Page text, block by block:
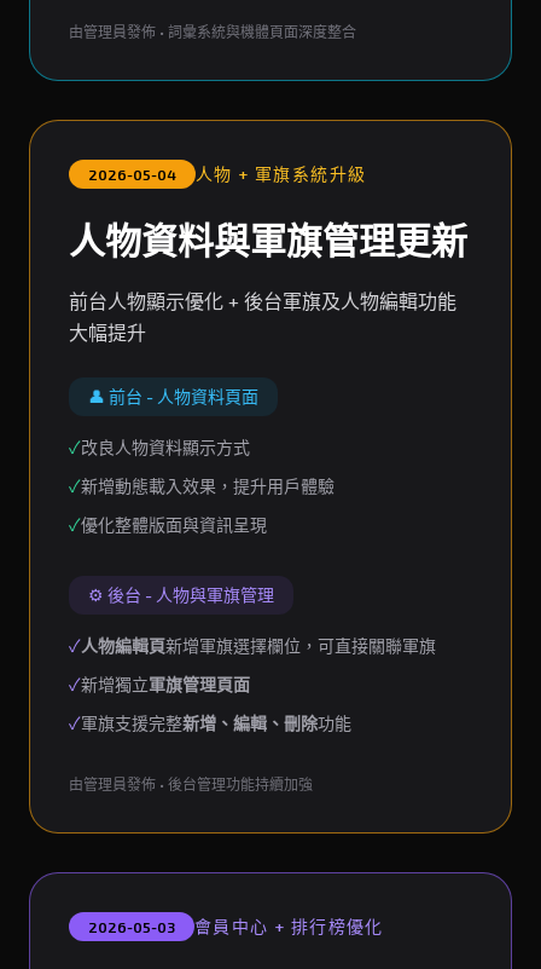
由管理員發佈 • 詞彙系統與機體頁面深度整合
2026-05-04 人物 + 軍旗系統升級
人物資料與軍旗管理更新
前台人物顯示優化 + 後台軍旗及人物編輯功能
大幅提升
👤 前台 - 人物資料頁面
✓改良人物資料顯示方式
✓新增動態載入效果，提升用戶體驗
✓優化整體版面與資訊呈現
⚙️ 後台 - 人物與軍旗管理
✓人物編輯頁新增軍旗選擇欄位，可直接關聯軍旗
✓新增獨立軍旗管理頁面
✓軍旗支援完整新增、編輯、刪除功能
由管理員發佈 • 後台管理功能持續加強
2026-05-03 會員中心 + 排行榜優化